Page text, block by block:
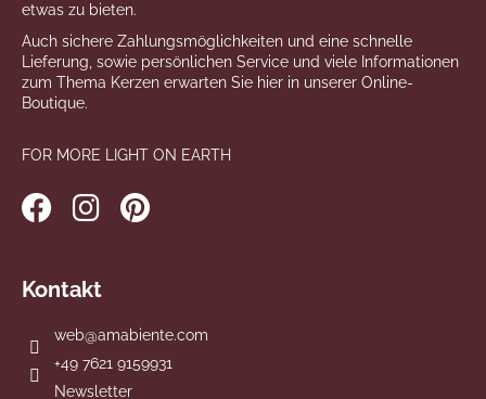
etwas zu bieten.
Auch sichere Zahlungsmöglichkeiten und eine schnelle
Lieferung, sowie persönlichen Service und viele Informationen
zum Thema Kerzen erwarten Sie hier in unserer Online-
Boutique.
FOR MORE LIGHT ON EARTH
Kontakt
web@amabiente.com
+49 7621 9159931
Newsletter